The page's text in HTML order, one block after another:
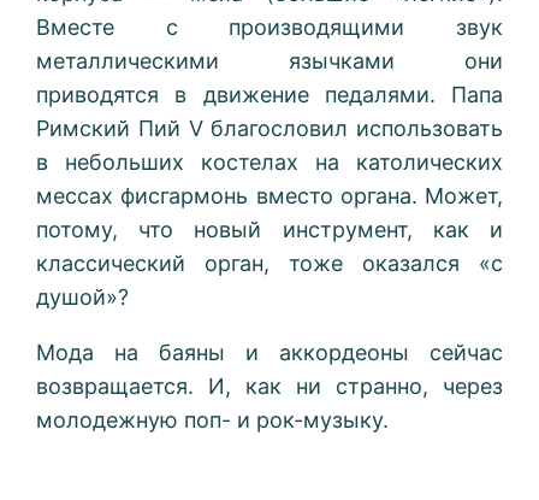
Вместе с производящими звук
металлическими язычками они
приводятся в движение педалями. Папа
Римский Пий V благословил использовать
в небольших костелах на католических
мессах фисгармонь вместо органа. Может,
потому, что новый инструмент, как и
классический орган, тоже оказался «с
душой»?
Мода на баяны и аккордеоны сейчас
возвращается. И, как ни странно, через
молодежную поп- и рок-музыку.